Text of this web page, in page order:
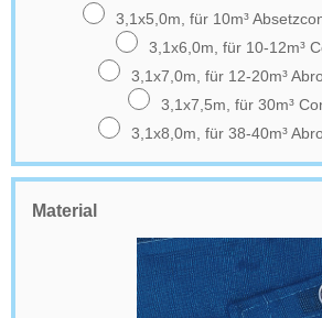
3,1x5,0m, für 10m³
3,1x6,0m, für 10-12m³
3,1x7,0m, für 12-20m³
3,1x7,5m, für 30m³
3,1x8,0m, für 38-40m³
Material